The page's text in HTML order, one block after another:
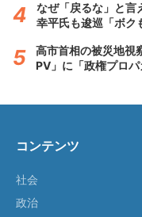
なぜ「戻るな」と
幸平氏も逡巡「ボク
高市首相の被災地
PV」に「政権プロ
コンテンツ
社会
政治